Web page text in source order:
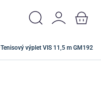
Tenisový výplet VIS 11,5 m GM192